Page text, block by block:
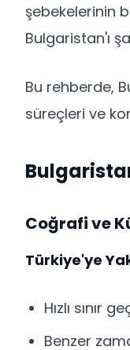
şebekelerinin
Bulgaristan'ı
Bu rehberde,
süreçleri ve
Coğrafi ve
Türkiye'ye
Hızlı sınır
Benzer